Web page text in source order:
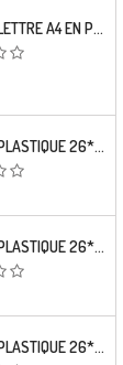
POCHOIR LETTRE A4 EN PLASTIQUE MYLAR ALPHABET RUSSIAN 33 MM
POCHOIR PLASTIQUE 26*18CM : ALPHABET (04)
POCHOIR PLASTIQUE 26*18CM : ALPHABET (02)
POCHOIR PLASTIQUE 26*18CM : ALPHABET (01)